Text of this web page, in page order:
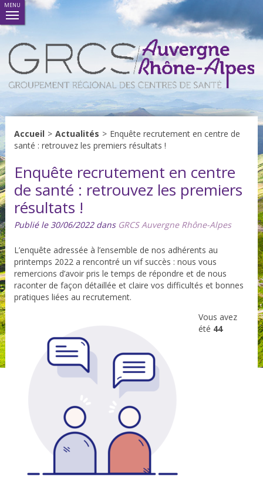
MENU
Accueil > Actualités > Enquête recrutement en centre de
santé : retrouvez les premiers résultats !
Enquête recrutement en centre
de santé : retrouvez les premiers
résultats !
Publié le 30/06/2022 dans GRCS Auvergne Rhône-Alpes
L’enquête adressée à l’ensemble de nos adhérents au
printemps 2022 a rencontré un vif succès : nous vous
remercions d’avoir pris le temps de répondre et de nous
raconter de façon détaillée et claire vos difficultés et bonnes
pratiques liées au recrutement.
Vous avez
été 44